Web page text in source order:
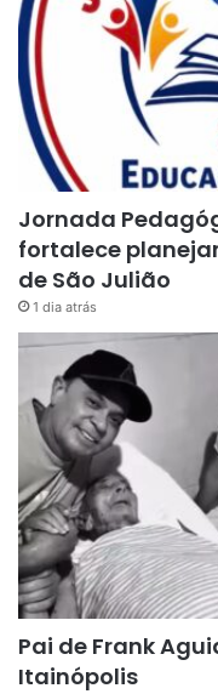
Jornada
fortalece
de São Julião
1 dia atrás
Pai de Frank
Itainópolis